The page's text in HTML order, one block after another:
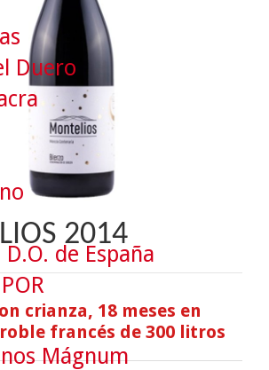
2014
crianza, 18 meses en
francés de 300 litros
Duero
D.O. de España
Mágnum